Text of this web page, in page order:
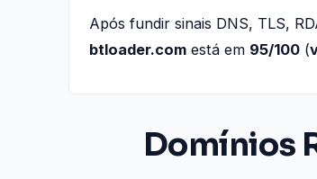
Após fundir sinais DNS, TLS,
btloader.com está em 95/100 (
Domínios